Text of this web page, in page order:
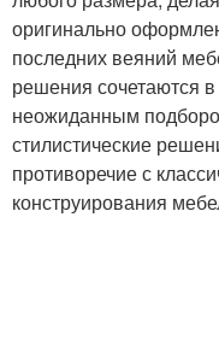
оригинально
последних веяний
решения сочетаются
неожиданным
стилистические
противоречие с
конструирования